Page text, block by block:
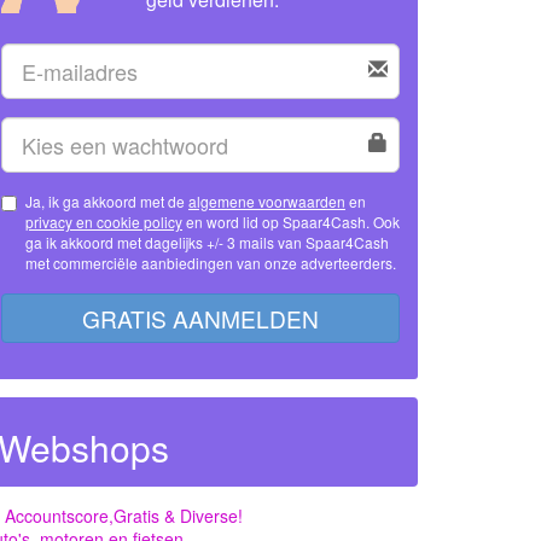
Ja, ik ga akkoord met de algemene voorwaarden en
privacy en cookie policy
ga ik akkoord met dagelijks +/- 3 mails van Spaar4Cash
met commerciële aanbiedingen van onze adverteerders.
GRATIS AANMELDEN
Accountscore,Gratis & Diverse!